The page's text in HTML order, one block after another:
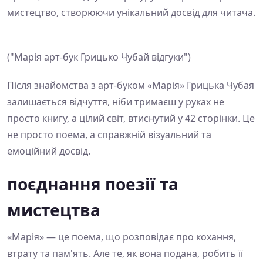
мистецтво, створюючи унікальний досвід для читача.
("Марія арт-бук Грицько Чубай відгуки")
Після знайомства з арт-буком «Марія» Грицька Чубая
залишається відчуття, ніби тримаєш у руках не
просто книгу, а цілий світ, втиснутий у 42 сторінки. Це
не просто поема, а справжній візуальний та
емоційний досвід.
поєднання поезії та
мистецтва
«Марія» — це поема, що розповідає про кохання,
втрату та пам'ять. Але те, як вона подана, робить її